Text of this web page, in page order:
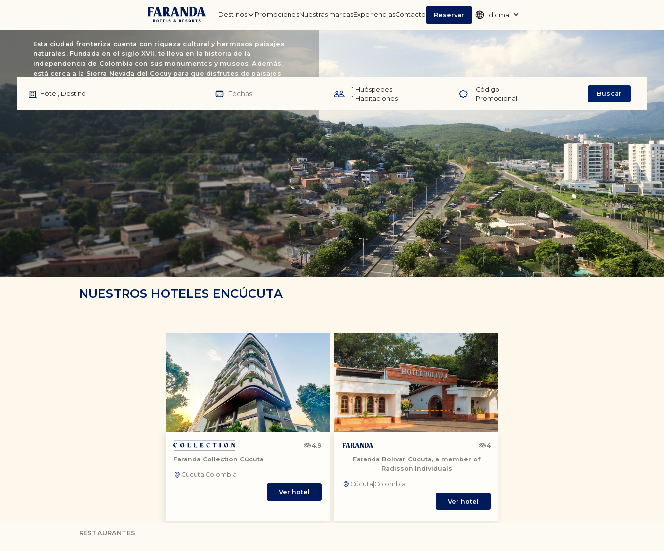
Destinos PromocionesNuestras marcasExperienciasContacto Reservar Idioma
Hotel, Destino
1 Huéspedes
1 Habitaciones
Código
Promocional
Buscar
Esta ciudad fronteriza cuenta con riqueza cultural y hermosos paisajes
naturales. Fundada en el siglo XVII, te lleva en la historia de la
independencia de Colombia con sus monumentos y museos. Además,
está cerca a la Sierra Nevada del Cocuy para que disfrutes de paisajes
experiencia única.
NUESTROS HOTELES ENCÚCUTA
4.9
Faranda Collection Cúcuta
Cúcuta Colombia
Ver hotel
4
Faranda Bolivar Cúcuta, a member of
Radisson Individuals
Cúcuta Colombia
Ver hotel
RESTAURANTES